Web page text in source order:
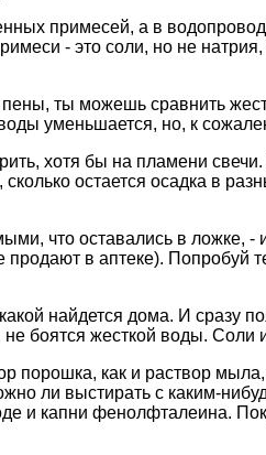
примесей, а в
- это соли, но не
ты можешь сравнить
уменьшается, но, к
хотя бы на пламени
остается осадка в
что оставались в ложке,
в аптеке). Попробуй
найдется дома. И сразу
боятся жесткой воды.
порошка, как и раствор
ли выстирать с каким-
капни фенолфталеина.